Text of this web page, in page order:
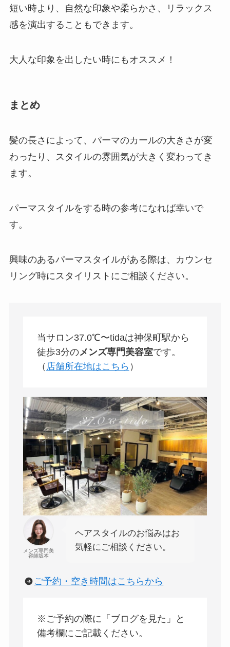
短い時より、自然な印象や柔らかさ、リラックス
感を演出することもできます。
大人な印象を出したい時にもオススメ！
まとめ
髪の長さによって、パーマのカールの大きさが変
わったり、スタイルの雰囲気が大きく変わってき
ます。
パーマスタイルをする時の参考になれば幸いで
す。
興味のあるパーマスタイルがある際は、カウンセ
リング時にスタイリストにご相談ください。
当サロン37.0℃〜tidaは神保町駅から
徒歩3分のメンズ専門美容室です。
（ 店舗所在地はこちら ）
メンズ専門美
容師坂本
ヘアスタイルのお悩みはお
気軽にご相談ください。
ご予約・空き時間はこちらから
※ご予約の際に「ブログを見た」と
備考欄にご記載ください。